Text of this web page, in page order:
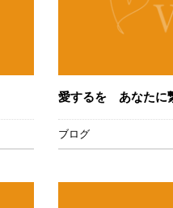
愛するを あなたに
ブログ